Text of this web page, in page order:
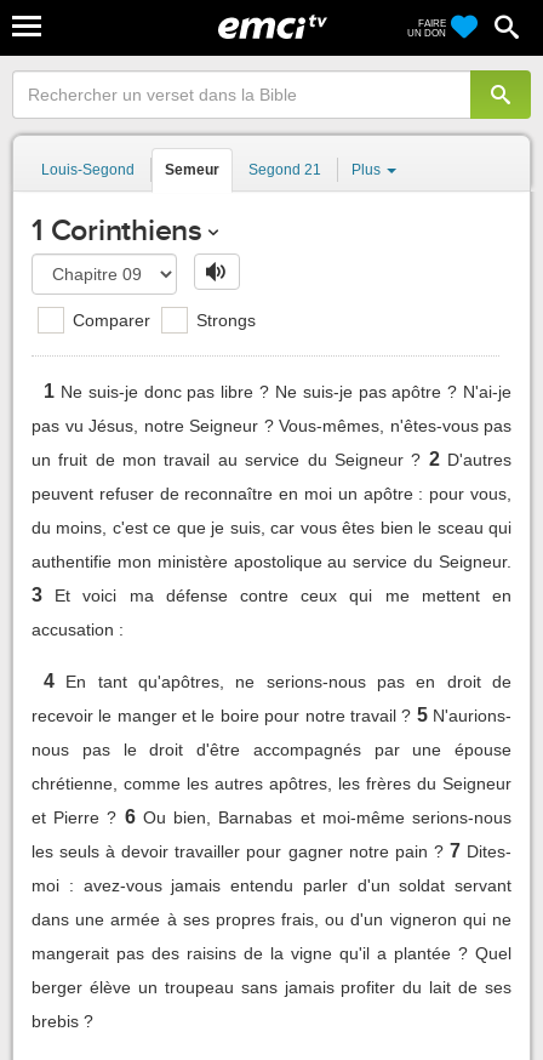
FAIRE
UN DON
Louis-Segond Semeur Segond 21 Plus
1 Corinthiens
Comparer Strongs
1 Ne suis-je donc pas libre ? Ne suis-je pas apôtre ? N'ai-je
pas vu Jésus, notre Seigneur ? Vous-mêmes, n'êtes-vous pas
un fruit de mon travail au service du Seigneur ? 2 D'autres
peuvent refuser de reconnaître en moi un apôtre : pour vous,
du moins, c'est ce que je suis, car vous êtes bien le sceau qui
authentifie mon ministère apostolique au service du Seigneur.
3
Et voici ma défense contre ceux qui me mettent en
accusation :
4
En tant qu'apôtres, ne serions-nous pas en droit de
recevoir le manger et le boire pour notre travail ? 5 N'aurions-
nous pas le droit d'être accompagnés par une épouse
chrétienne, comme les autres apôtres, les frères du Seigneur
et Pierre ? 6 Ou bien, Barnabas et moi-même serions-nous
les seuls à devoir travailler pour gagner notre pain ? 7 Dites-
moi : avez-vous jamais entendu parler d'un soldat servant
dans une armée à ses propres frais, ou d'un vigneron qui ne
mangerait pas des raisins de la vigne qu'il a plantée ? Quel
berger élève un troupeau sans jamais profiter du lait de ses
brebis ?